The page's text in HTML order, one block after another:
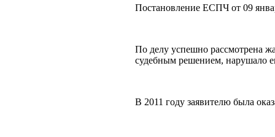
Постановление ЕСПЧ от 09
По делу успешно рассмотрена
судебным решением, нарушало
В 2011 году заявителю была